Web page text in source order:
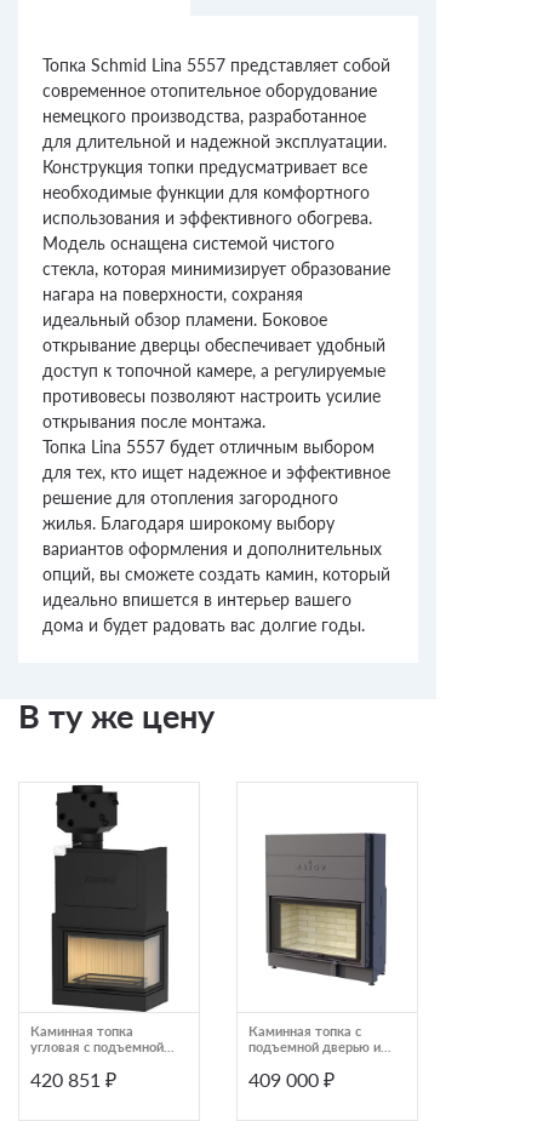
Топка Schmid Lina 5557 представляет собой
современное отопительное оборудование
немецкого производства, разработанное
для длительной и надежной эксплуатации.
Конструкция топки предусматривает все
необходимые функции для комфортного
использования и эффективного обогрева.
Модель оснащена системой чистого
стекла, которая минимизирует образование
нагара на поверхности, сохраняя
идеальный обзор пламени. Боковое
открывание дверцы обеспечивает удобный
доступ к топочной камере, а регулируемые
противовесы позволяют настроить усилие
открывания после монтажа.
Топка Lina 5557 будет отличным выбором
для тех, кто ищет надежное и эффективное
решение для отопления загородного
жилья. Благодаря широкому выбору
вариантов оформления и дополнительных
опций, вы сможете создать камин, который
идеально впишется в интерьер вашего
дома и будет радовать вас долгие годы.
В ту же цену
Каминная топка
угловая с подъемной
285 S SL PLUS
420 851 ₽
Каминная топка с
подъемной дверью и
Astov ПС 10057
409 000 ₽